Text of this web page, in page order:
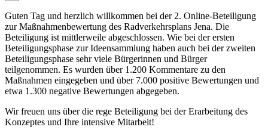
Guten Tag und herzlich willkommen bei der 2. Online-Beteiligung
zur Maßnahmenbewertung des Radverkehrsplans Jena. Die
Beteiligung ist mittlerweile abgeschlossen. Wie bei der ersten
Beteiligungsphase zur Ideensammlung haben auch bei der zweiten
Beteiligungsphase sehr viele Bürgerinnen und Bürger
teilgenommen. Es wurden über 1.200 Kommentare zu den
Maßnahmen eingegeben und über 7.000 positive Bewertungen und
etwa 1.300 negative Bewertungen abgegeben.
Wir freuen uns über die rege Beteiligung bei der Erarbeitung des
Konzeptes und Ihre intensive Mitarbeit!